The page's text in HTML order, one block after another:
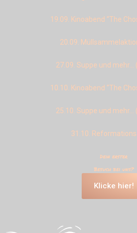
19.09. Kinoabend “The
20.09.
27.09. Suppe und mehr…
10.10. Kinoabend “The
25.10. Suppe und mehr…
31.10.
Dein erster
Besuch bei uns?
Klicke hier!